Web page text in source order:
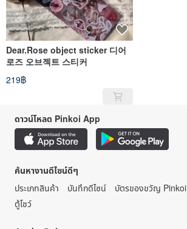
Dear.Rose object sticker 디어
로즈 오브젝트 스티커
219฿
ดาวน์โหลด Pinkoi App
ค้นหางานดีไซน์ดีๆ
ประเภทสินค้า
บันทึกดีไซน์ บัตรของขวัญ Pinkoi
ตู้โชว์